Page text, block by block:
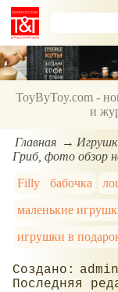
ToyByToy.com -
и
Главная
Гриб, фото обзор
Filly
бабочка
маленькие
игрушки в
admin